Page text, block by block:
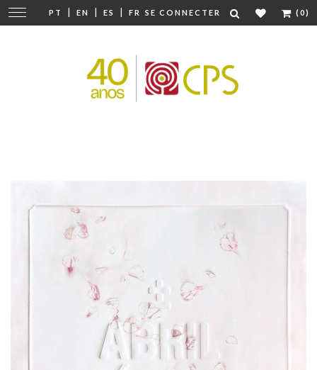
PT | EN | ES | FR SE CONNECTER (0)
Modifier
la